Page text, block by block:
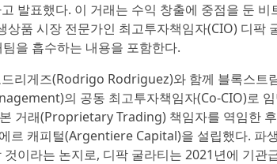
발표했다. 이 거래는 수익 창출에 중점을 둔 비
상품 시장 전문가인 최고투자책임자(CIO) 디팍
을 흡수하는 내용을 포함한다.
리게즈(Rodrigo Rodriguez)와 함께 블록스트
의 공동 최고투자책임자(Co-CIO)로 임
거래(Proprietary Trading) 책임자를 역임한
르 캐피털(Argentiere Capital)을 설립했다. 파
이라는 논지로, 디팍 굴라티는 2021년에 기관